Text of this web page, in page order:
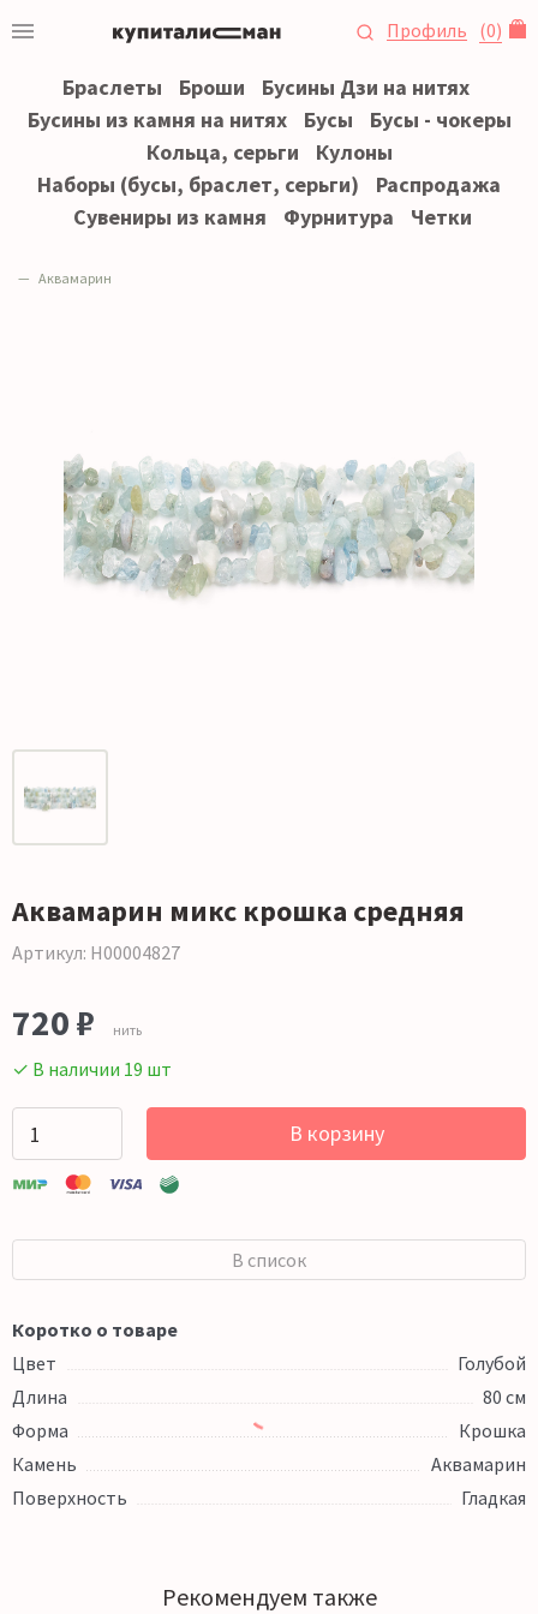
Профиль (0)
Браслеты Броши
Бусины Дзи на нитях
Бусины из камня на нитях
Бусы
Бусы - чокеры
Кольца, серьги
Кулоны
Наборы (бусы, браслет, серьги)
Распродажа
Сувениры из камня
Фурнитура Четки
Аквамарин
Аквамарин микс крошка средняя
Артикул: Н00004827
720 ₽ нить
✓ В наличии 19 шт
В корзину
В список
Коротко о товаре
Цвет
Голубой
Длина
80 см
Форма
Крошка
Камень
Аквамарин
Поверхность
Гладкая
Рекомендуем также